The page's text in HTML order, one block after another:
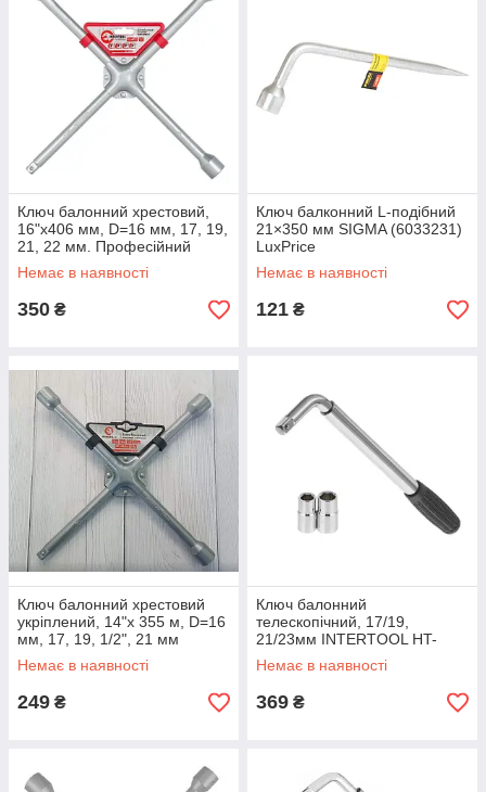
Ключ балонний хрестовий,
16"x406 мм, D=16 мм, 17, 19,
21, 22 мм. Професійний
INTERTOOL HT-1603
LuxPrice
Немає в наявності
350 ₴
Ключ балконний L-подібний
21×350 мм SIGMA (6033231)
LuxPrice
Немає в наявності
121 ₴
Ключ балонний хрестовий
укріплений, 14"x 355 м, D=16
мм, 17, 19, 1/2", 21 мм
INTERTOOL HT-1604
LuxPrice
Немає в наявності
249 ₴
Ключ балонний
телескопічний, 17/19,
21/23мм INTERTOOL HT-
1605 LuxPrice
Немає в наявності
369 ₴